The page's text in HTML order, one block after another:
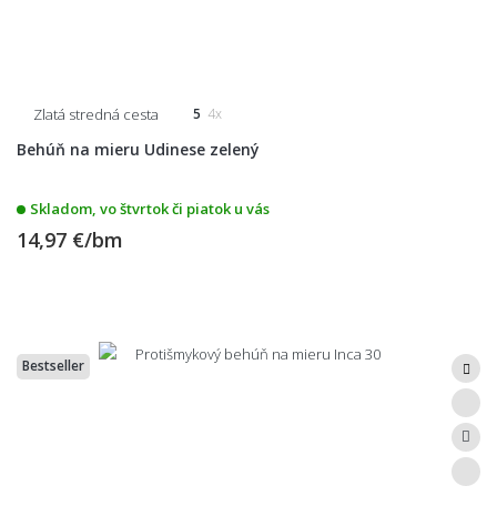
Zlatá stredná cesta 5 4x
Behúň na mieru Udinese zelený
Skladom, vo štvrtok či piatok u vás
14,97 €/bm
Bestseller